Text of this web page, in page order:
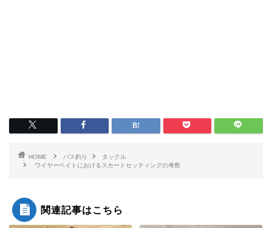
HOME バス釣り
タックル
ワイヤーベイトにおけるスカートセッティングの考察
関連記事はこちら